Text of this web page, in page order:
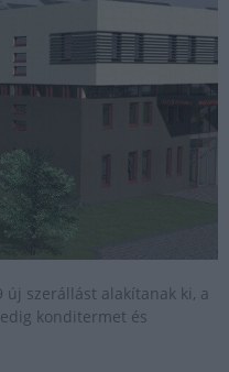
új szerállást alakítanak ki, a
konditermet és